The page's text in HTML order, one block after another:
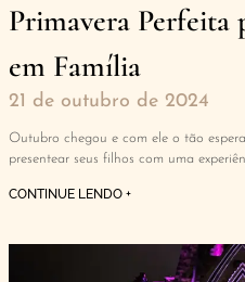
Primavera Perfeita
em Família
21 de outubro de 2024
Outubro chegou e com ele o tão
presentear seus filhos com uma
CONTINUE LENDO +